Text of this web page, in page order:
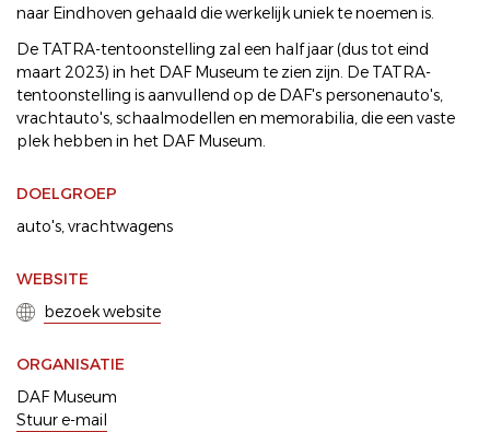
naar Eindhoven gehaald die werkelijk uniek te noemen is.
De TATRA-tentoonstelling zal een half jaar (dus tot eind
maart 2023) in het DAF Museum te zien zijn. De TATRA-
tentoonstelling is aanvullend op de DAF's personenauto's,
vrachtauto's, schaalmodellen en memorabilia, die een vaste
plek hebben in het DAF Museum.
DOELGROEP
auto's vrachtwagens
WEBSITE
bezoek website
ORGANISATIE
DAF Museum
Stuur e-mail